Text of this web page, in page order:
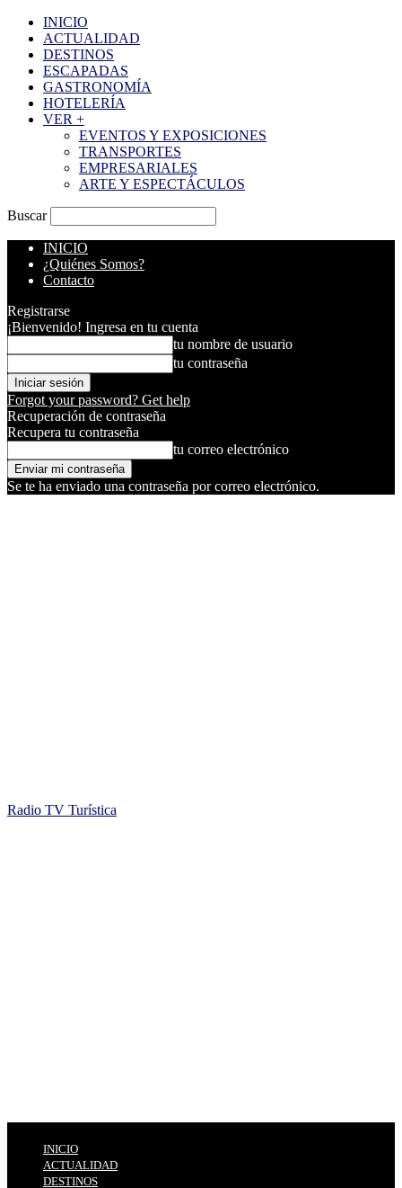
INICIO
ACTUALIDAD
DESTINOS
ESCAPADAS
GASTRONOMÍA
HOTELERÍA
VER +
EVENTOS Y EXPOSICIONES
TRANSPORTES
EMPRESARIALES
ARTE Y ESPECTÁCULOS
Buscar
INICIO
¿Quiénes Somos?
Contacto
Registrarse
¡Bienvenido! Ingresa en tu cuenta
tu nombre de usuario
tu contraseña
Forgot your password? Get help
Recuperación de contraseña
Recupera tu contraseña
tu correo electrónico
Se te ha enviado una contraseña por correo electrónico.
Radio TV Turística
INICIO
ACTUALIDAD
DESTINOS